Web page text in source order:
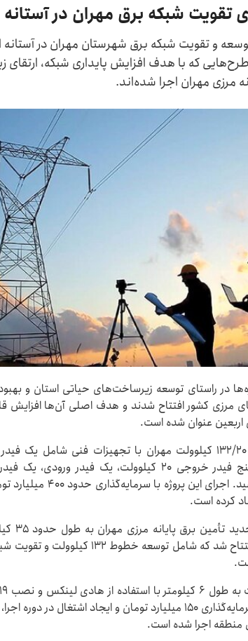
تقویت شبکه برق مهران در
و تقویت شبکه برق شهرستان مهران در آستانه
که با هدف افزایش پایداری شبکه،
مرزی مهران اجرا شده‌اند.
در راستای توسعه زیرساخت‌های حیاتی استان و
مرزی کشور افتتاح شدند و هدف اصلی آن‌ها افزایش
اربعین عنوان شده است.
ترانسفورماتور ۳۰ مگاولت‌آمپری، پنج فیدر خروجی ۲۰ کیلوولت، یک
خازنی ۵.۴ مگاوار به بهره‌برداری رسید.
کرده است.
همچنین
اعتباری بالغ بر ۷۰۰ میلیارد ریال افتتاح شد که شامل
به بهره‌برداری رسید. این پروژه با سرمایه‌گذاری ۱۵۰ میلیارد تومان و ایجاد
منطقه اجرا شده است.